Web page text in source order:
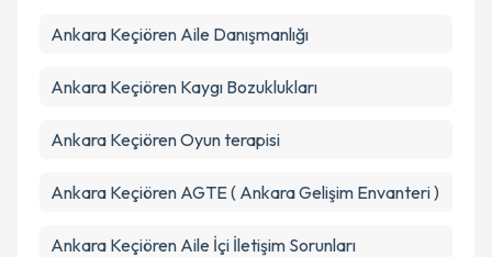
Ankara Keçiören Aile Danışmanlığı
Ankara Keçiören Kaygı Bozuklukları
Ankara Keçiören Oyun terapisi
Ankara Keçiören AGTE ( Ankara Gelişim Envanteri )
Ankara Keçiören Aile İçi İletişim Sorunları